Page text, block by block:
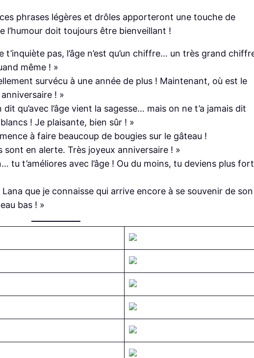
phrases légères et drôles apporteront une touche de
l’humour doit toujours être bienveillant !
pas, l’âge n’est qu’un chiffre… un très grand
même ! »
survécu à une année de plus ! Maintenant, où est le
! »
qu’avec l’âge vient la sagesse… mais on ne t’a jamais dit
! Je plaisante, bien sûr ! »
à faire beaucoup de bougies sur le gâteau !
sont en alerte. Très joyeux anniversaire ! »
tu t’améliores avec l’âge ! Ou du moins, tu deviens plus
que je connaisse qui arrive encore à se souvenir de son
bas ! »